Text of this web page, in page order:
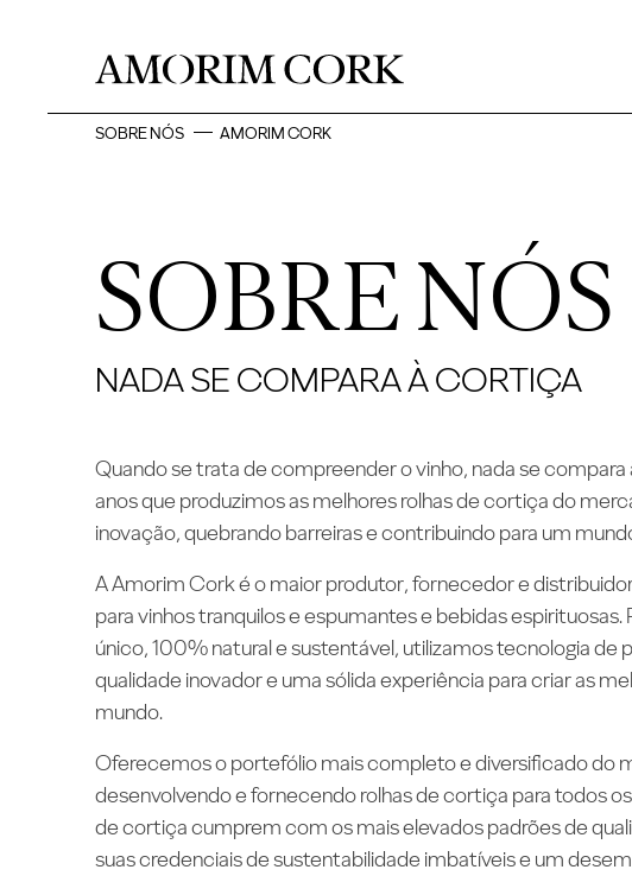
SOBRE NÓS AMORIM CORK
SOBRE NÓS
NADA SE COMPARA À CORTIÇA
Quando se trata de compreender o vinho, nada se compara
anos que produzimos as melhores rolhas de cortiça do
inovação, quebrando barreiras e contribuindo para um
A Amorim Cork é o maior produtor, fornecedor e
para vinhos tranquilos e espumantes e bebidas
único, 100% natural e sustentável, utilizamos tecnologia de
qualidade inovador e uma sólida experiência para criar as
mundo.
Oferecemos o portefólio mais completo e diversificado do
desenvolvendo e fornecendo rolhas de cortiça para todos
de cortiça cumprem com os mais elevados padrões de
suas credenciais de sustentabilidade imbatíveis e um